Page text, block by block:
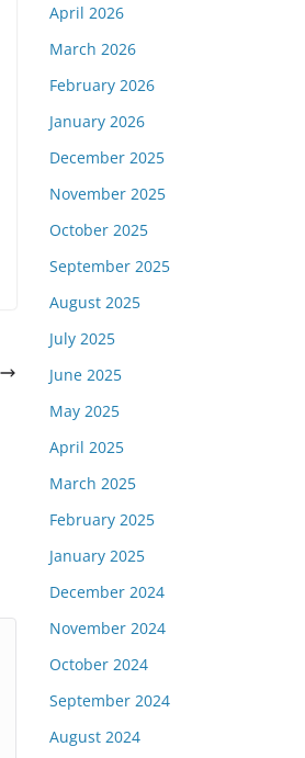
April 2026
March 2026
February 2026
January 2026
December 2025
November 2025
October 2025
September 2025
August 2025
July 2025
June 2025
May 2025
April 2025
March 2025
February 2025
January 2025
December 2024
November 2024
October 2024
September 2024
August 2024